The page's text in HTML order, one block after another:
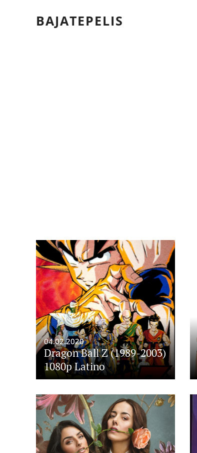
BAJATEPELIS
04.02.2020
Dragon Ball Z (1989-2003)
1080p Latino